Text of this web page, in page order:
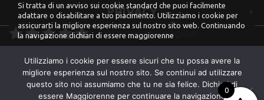
PRIVACY
Vota questa pagina
© 2023 Just Canapa. All Rights Reserved
Si tratta di un avviso sui cookie standard che puoi facilmente
adattare o disabilitare a tuo piacimento. Utilizziamo i cookie per
assicurarti la migliore esperienza sul nostro sito web. Continuando
la navigazione dichiari di essere maggiorenne
0
Utilizziamo i cookie per essere sicuri che tu possa avere la
migliore esperienza sul nostro sito. Se continui ad utilizzare
questo sito noi assumiamo che tu ne sia felice. Dichiari di
essere Maggiorenne per continuare la navigazione